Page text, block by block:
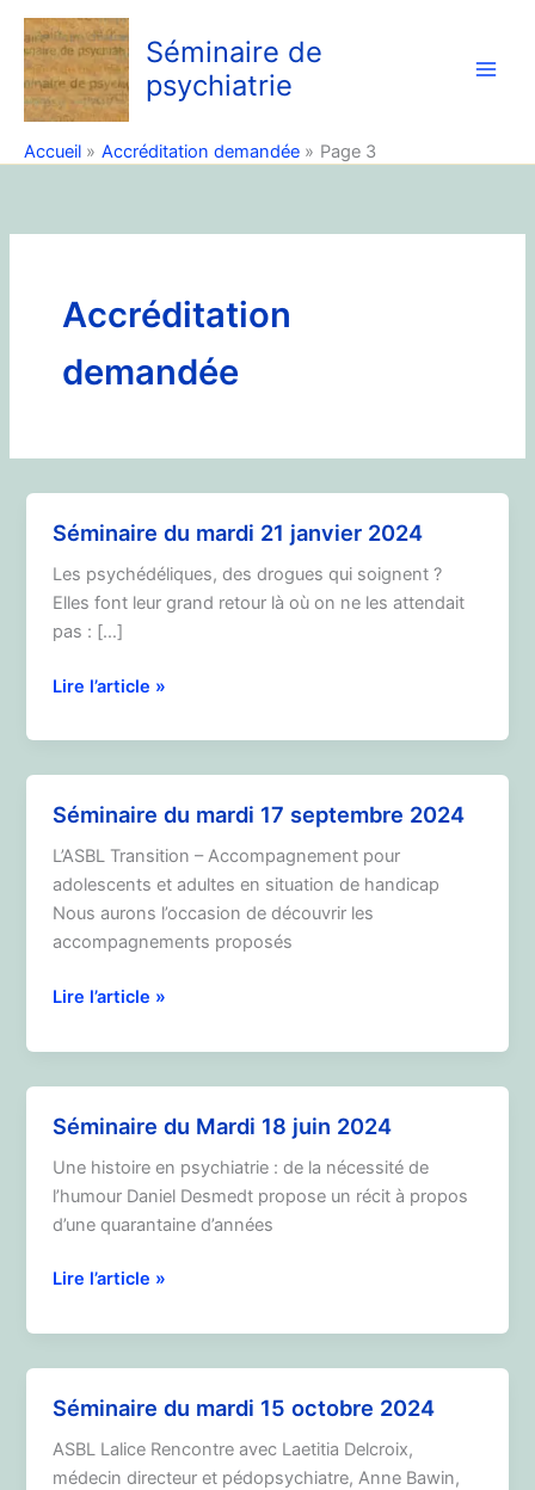
Aller
contenu
Séminaire de
psychiatrie
Accueil Accréditation demandée Page 3
Accréditation
demandée
Séminaire du mardi 21 janvier 2024
Les psychédéliques, des drogues qui soignent ?
Elles font leur grand retour là où on ne les attendait
pas : […]
Séminaire
mardi
21
janvier
2024
Lire l’article »
Séminaire du mardi 17 septembre 2024
L’ASBL Transition – Accompagnement pour
adolescents et adultes en situation de handicap
Nous aurons l’occasion de découvrir les
accompagnements proposés
Séminaire
mardi
17
2024
Lire l’article »
Séminaire du Mardi 18 juin 2024
Une histoire en psychiatrie : de la nécessité de
l’humour Daniel Desmedt propose un récit à propos
d’une quarantaine d’années
Séminaire
Mardi
18
2024
Lire l’article »
Séminaire du mardi 15 octobre 2024
ASBL Lalice Rencontre avec Laetitia Delcroix,
médecin directeur et pédopsychiatre, Anne Bawin,